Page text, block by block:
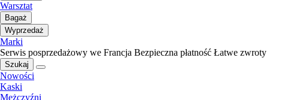
Warsztat
Bagaż
Wyprzedaż
Marki
Serwis posprzedażowy we Francja Bezpieczna płatność Łatwe zwroty
Szukaj
Nowości
Kaski
Mężczyźni